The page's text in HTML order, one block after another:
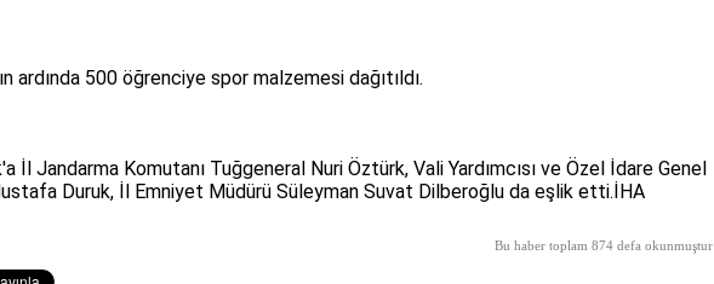
ardında 500 öğrenciye spor malzemesi dağıtıldı.
İl Jandarma Komutanı Tuğgeneral Nuri Öztürk, Vali Yardımcısı ve Özel İdare Genel
Duruk, İl Emniyet Müdürü Süleyman Suvat Dilberoğlu da eşlik etti.İHA
Bu haber toplam 874 defa okunmuştur